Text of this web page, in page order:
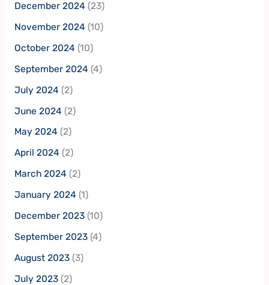
December 2024 (23)
November 2024 (10)
October 2024 (10)
September 2024 (4)
July 2024 (2)
June 2024 (2)
May 2024 (2)
April 2024 (2)
March 2024 (2)
January 2024 (1)
December 2023(10)
September 2023(4)
August 2023(3)
July 2023(2)